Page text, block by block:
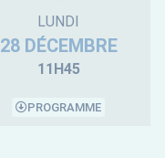
LUNDI
28 DÉCEMBRE
11H45
PROGRAMME